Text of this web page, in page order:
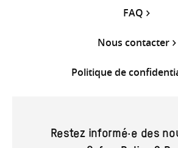
FAQ
Nous contacter
Politique de
Restez informé·e des